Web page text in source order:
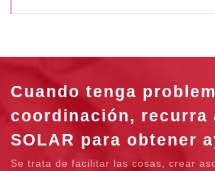
Cuando tenga
coordinación, recurra
SOLAR para obtener
Se trata de facilitar las cosas, crear